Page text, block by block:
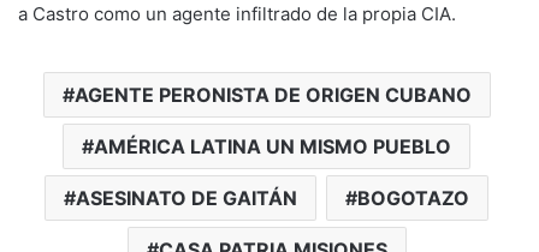
a Castro como un agente infiltrado de la propia CIA.
AGENTE PERONISTA DE ORIGEN CUBANO
AMÉRICA LATINA UN MISMO PUEBLO
ASESINATO DE GAITÁN BOGOTAZO